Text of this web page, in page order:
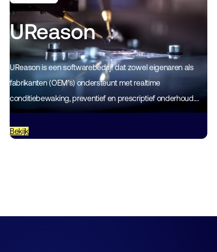
UReason
UReason is een softwarebedrijf dat zowel eigenaren als
fabrikanten (OEM’s) ondersteunt met realtime
conditiebewaking, preventief en prescriptief onderhoud.
UReason combineert uitgebreide expertise op het gebied
van engineering en processen met…
Bekijk